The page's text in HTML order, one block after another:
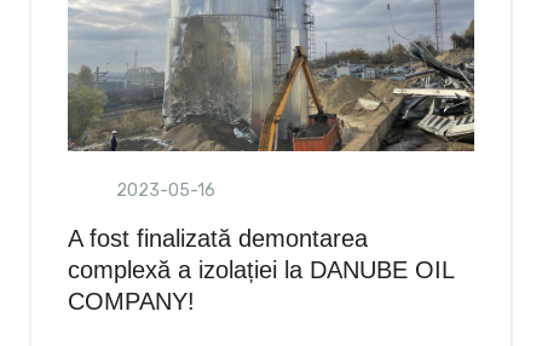
2023-05-16
A fost finalizată demontarea
complexă a izolației la DANUBE OIL
COMPANY!